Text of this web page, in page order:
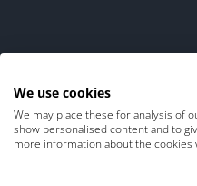
We use cookies
We may place these for analysis of
show personalised content and to
more information about the cookies